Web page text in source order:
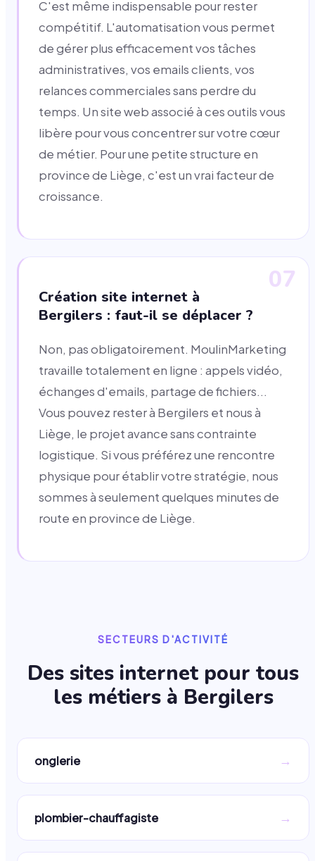
C'est même indispensable pour rester
compétitif. L'automatisation vous permet
de gérer plus efficacement vos tâches
administratives, vos emails clients, vos
relances commerciales sans perdre du
temps. Un site web associé à ces outils vous
libère pour vous concentrer sur votre cœur
de métier. Pour une petite structure en
province de Liège, c'est un vrai facteur de
croissance.
07
Création site internet à
Bergilers : faut-il se déplacer ?
Non, pas obligatoirement. MoulinMarketing
travaille totalement en ligne : appels vidéo,
échanges d'emails, partage de fichiers...
Vous pouvez rester à Bergilers et nous à
Liège, le projet avance sans contrainte
logistique. Si vous préférez une rencontre
physique pour établir votre stratégie, nous
sommes à seulement quelques minutes de
route en province de Liège.
SECTEURS D'ACTIVITÉ
Des sites internet pour tous
les métiers à Bergilers
onglerie →
plombier-chauffagiste →